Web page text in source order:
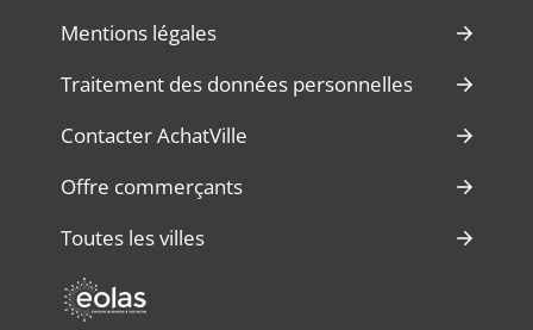
Mentions légales
Traitement des données personnelles
Contacter AchatVille
Offre commerçants
Toutes les villes